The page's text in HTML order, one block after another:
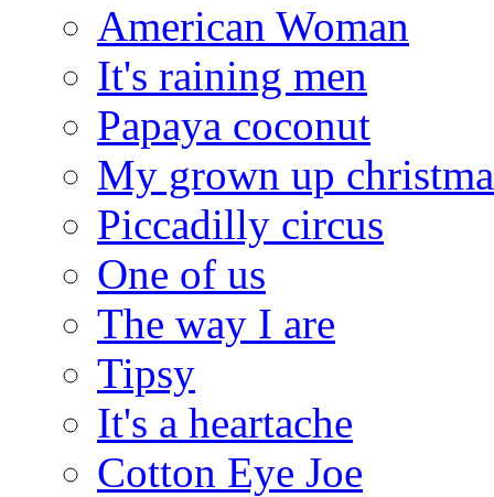
American Woman
It's raining men
Papaya coconut
My grown up
Piccadilly circus
One of us
The way I are
Tipsy
It's a heartache
Cotton Eye Joe